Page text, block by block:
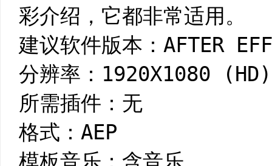
彩介绍，它都非常适用。
建议软件版本：AFTER
分辨率：1920X1080 (HD)
所需插件：无
格式：AEP